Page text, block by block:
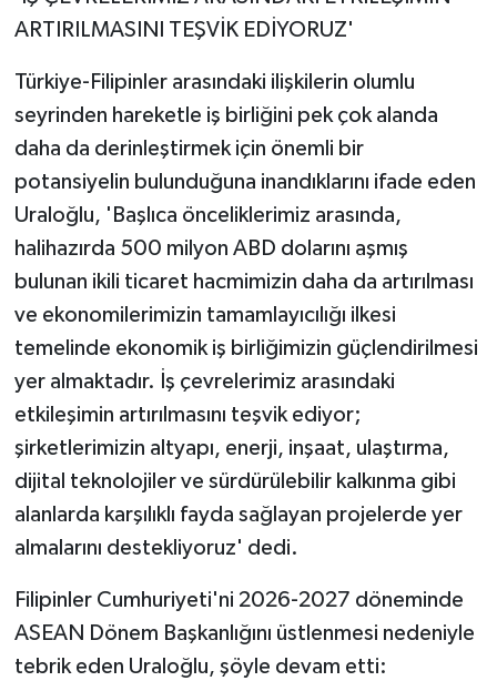
ARTIRILMASINI TEŞVİK EDİYORUZ'
Türkiye-Filipinler arasındaki ilişkilerin olumlu
seyrinden hareketle iş birliğini pek çok alanda
daha da derinleştirmek için önemli bir
potansiyelin bulunduğuna inandıklarını ifade eden
Uraloğlu, 'Başlıca önceliklerimiz arasında,
halihazırda 500 milyon ABD dolarını aşmış
bulunan ikili ticaret hacmimizin daha da artırılması
ve ekonomilerimizin tamamlayıcılığı ilkesi
temelinde ekonomik iş birliğimizin güçlendirilmesi
yer almaktadır. İş çevrelerimiz arasındaki
etkileşimin artırılmasını teşvik ediyor;
şirketlerimizin altyapı, enerji, inşaat, ulaştırma,
dijital teknolojiler ve sürdürülebilir kalkınma gibi
alanlarda karşılıklı fayda sağlayan projelerde yer
almalarını destekliyoruz' dedi.
Filipinler Cumhuriyeti'ni 2026-2027 döneminde
ASEAN Dönem Başkanlığını üstlenmesi nedeniyle
tebrik eden Uraloğlu, şöyle devam etti: